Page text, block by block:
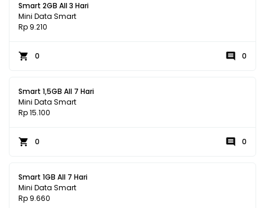
Smart 2GB All 3 Hari
Mini Data Smart
Rp 9.210
0 0
Smart 1,5GB All 7 Hari
Mini Data Smart
Rp 15.100
0 0
Smart 1GB All 7 Hari
Mini Data Smart
Rp 9.660